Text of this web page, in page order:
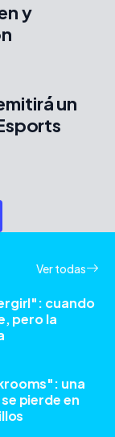
y
un
Ver todas
cuando
pero la
una
pierde en